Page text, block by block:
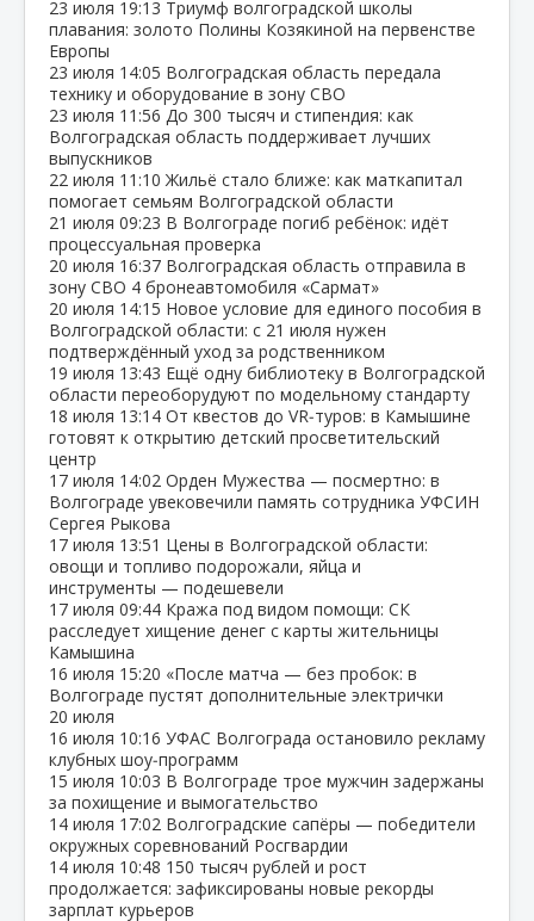
23 июля 19:13 Триумф волгоградской школы
плавания: золото Полины Козякиной на первенстве
Европы
23 июля 14:05 Волгоградская область передала
технику и оборудование в зону СВО
23 июля 11:56 До 300 тысяч и стипендия: как
Волгоградская область поддерживает лучших
выпускников
22 июля 11:10 Жильё стало ближе: как маткапитал
помогает семьям Волгоградской области
21 июля 09:23 В Волгограде погиб ребёнок: идёт
процессуальная проверка
20 июля 16:37 Волгоградская область отправила в
зону СВО 4 бронеавтомобиля «Сармат»
20 июля 14:15 Новое условие для единого пособия в
Волгоградской области: с 21 июля нужен
подтверждённый уход за родственником
19 июля 13:43 Ещё одну библиотеку в Волгоградской
области переоборудуют по модельному стандарту
18 июля 13:14 От квестов до VR‑туров: в Камышине
готовят к открытию детский просветительский
центр
17 июля 14:02 Орден Мужества — посмертно: в
Волгограде увековечили память сотрудника УФСИН
Сергея Рыкова
17 июля 13:51 Цены в Волгоградской области:
овощи и топливо подорожали, яйца и
инструменты — подешевели
17 июля 09:44 Кража под видом помощи: СК
расследует хищение денег с карты жительницы
Камышина
16 июля 15:20 «После матча — без пробок: в
Волгограде пустят дополнительные электрички
20 июля
16 июля 10:16 УФАС Волгограда остановило рекламу
клубных шоу‑программ
15 июля 10:03 В Волгограде трое мужчин задержаны
за похищение и вымогательство
14 июля 17:02 Волгоградские сапёры — победители
окружных соревнований Росгвардии
14 июля 10:48 150 тысяч рублей и рост
продолжается: зафиксированы новые рекорды
зарплат курьеров